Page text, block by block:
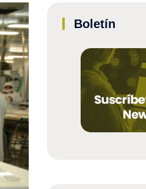
Boletín